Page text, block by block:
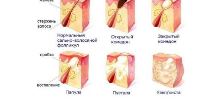
Маска против
воспалений
Домашняя маска
Маска для
восстановления
Простая маска